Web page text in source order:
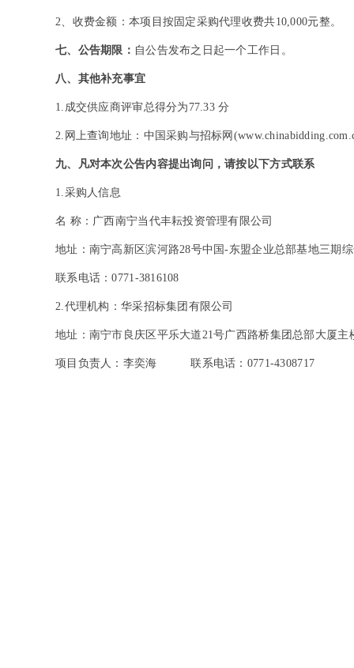
2、收费金额：本项目按固定采购代理收费共10,000元整。
七、公告期限： 自公告发布之日起一个工作日。
八、其他补充事宜
1. 成交供应商评审总得分为77.33 分
2. 网上查询地址：中国采购与招标网
九、凡对本次公告内容提出询问，请按以下方式联系
1.采购人信息
名 称：广西南宁当代丰耘投资管理有限公司
地址：南宁高新区滨河路28号中国-东盟企业总部基地三期
联系电话：0771-3816108
2.代理机构：华采招标集团有限公司
地址：南宁市良庆区平乐大道21号广西路桥集团总部大厦主
项目负责人：李奕海 联系电话：0771-4308717